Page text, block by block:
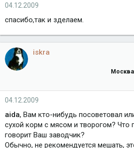
04.12.2009
спасибо,так и зделаем.
iskra
Москва
04.12.2009
aida, Вам кто-нибудь посоветовал
сухой корм с мясом и творогом? Что
говорит Ваш заводчик?
Обычно, не рекомендуется мешать,